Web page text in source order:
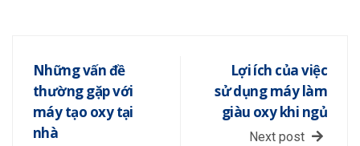
Những vấn đề
thường gặp với
máy tạo oxy tại
nhà
Lợi ích của việc
sử dụng máy làm
giàu oxy khi ngủ
Next post